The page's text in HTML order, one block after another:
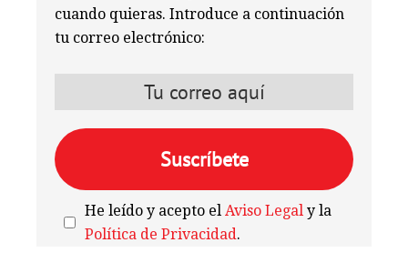
cuando quieras. Introduce a continuación
tu correo electrónico:
He leído y acepto el Aviso Legal y la
Política de Privacidad.